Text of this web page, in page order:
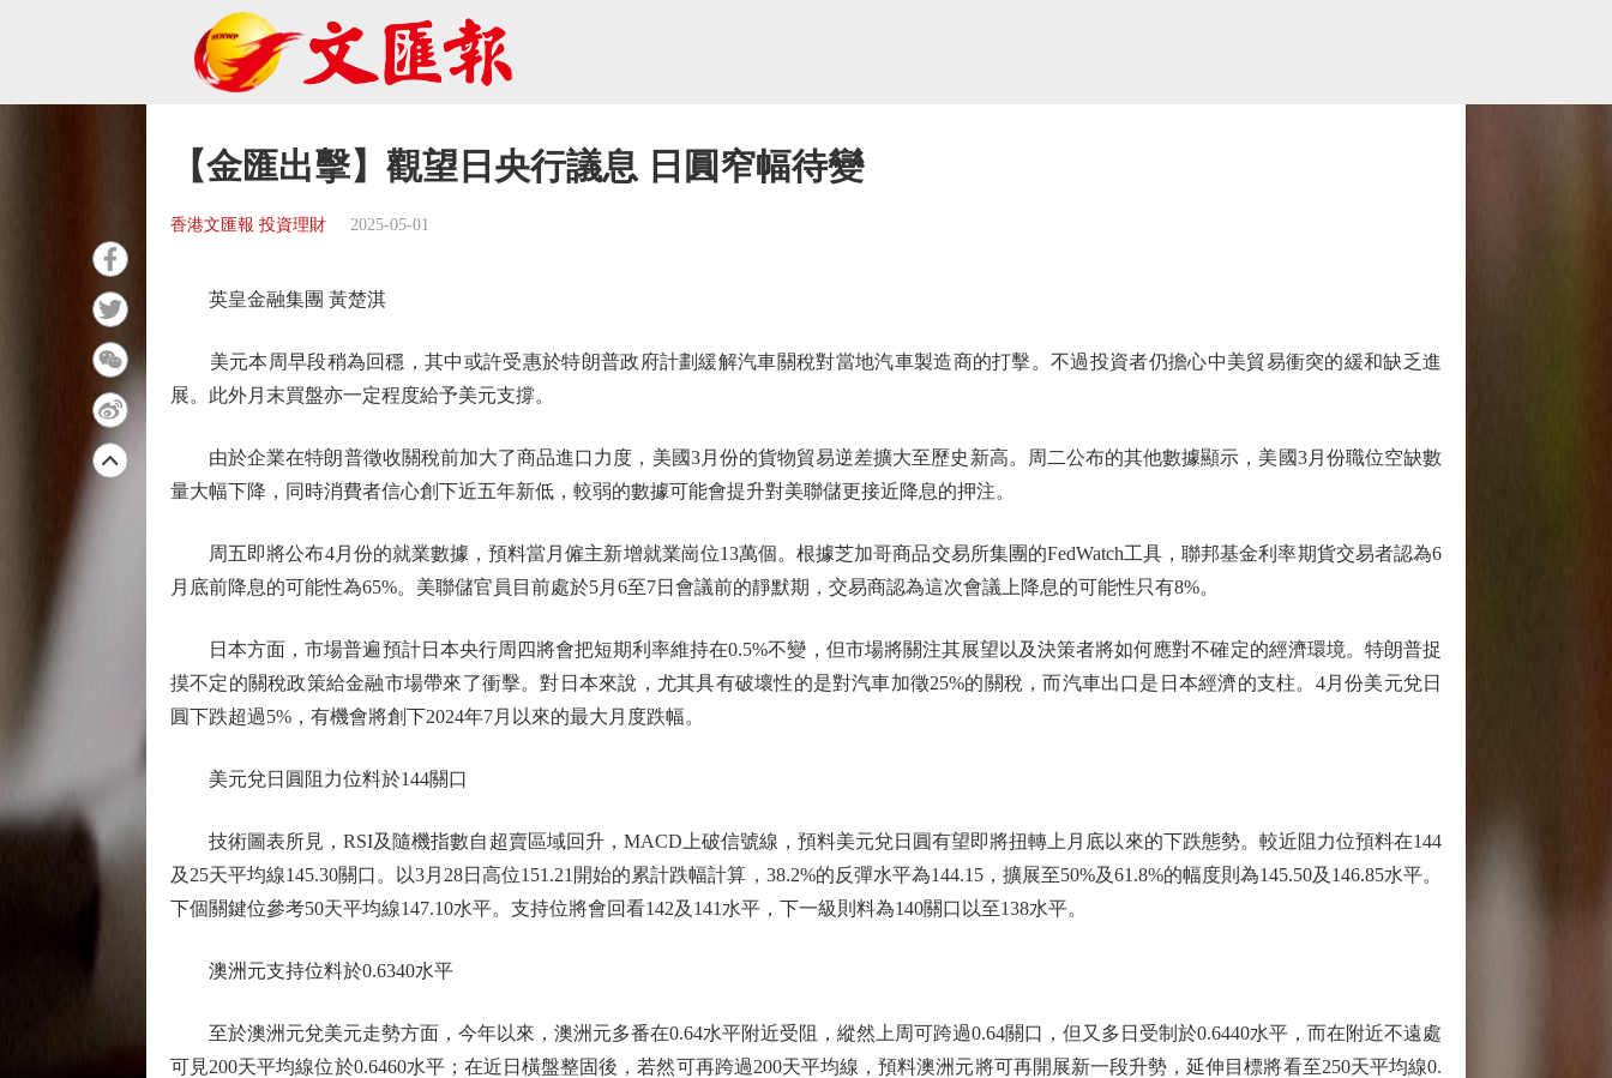
【金匯出擊】觀望日央行議息 日圓窄幅待變
香港文匯報 投資理財 2025-05-01
英皇金融集團 黃楚淇
美元本周早段稍為回穩，其中或許受惠於特朗普政府計劃緩解汽車關稅對當地汽車製造商的打擊。不過投資者仍擔心中美貿易衝突的緩和缺乏進
展。此外月末買盤亦一定程度給予美元支撐。
由於企業在特朗普徵收關稅前加大了商品進口力度，美國3月份的貨物貿易逆差擴大至歷史新高。周二公布的其他數據顯示，美國3月份職位空缺數
量大幅下降，同時消費者信心創下近五年新低，較弱的數據可能會提升對美聯儲更接近降息的押注。
周五即將公布4月份的就業數據，預料當月僱主新增就業崗位13萬個。根據芝加哥商品交易所集團的FedWatch工具，聯邦基金利率期貨交易者認為6
月底前降息的可能性為65%。美聯儲官員目前處於5月6至7日會議前的靜默期，交易商認為這次會議上降息的可能性只有8%。
日本方面，市場普遍預計日本央行周四將會把短期利率維持在0.5%不變，但市場將關注其展望以及決策者將如何應對不確定的經濟環境。特朗普捉
摸不定的關稅政策給金融市場帶來了衝擊。對日本來說，尤其具有破壞性的是對汽車加徵25%的關稅，而汽車出口是日本經濟的支柱。4月份美元兌日
圓下跌超過5%，有機會將創下2024年7月以來的最大月度跌幅。
美元兌日圓阻力位料於144關口
技術圖表所見，RSI及隨機指數自超賣區域回升，MACD上破信號線，預料美元兌日圓有望即將扭轉上月底以來的下跌態勢。較近阻力位預料在144
及25天平均線145.30關口。以3月28日高位151.21開始的累計跌幅計算，38.2%的反彈水平為144.15，擴展至50%及61.8%的幅度則為145.50及146.85水平。
下個關鍵位參考50天平均線147.10水平。支持位將會回看142及141水平，下一級則料為140關口以至138水平。
澳洲元支持位料於0.6340水平
至於澳洲元兌美元走勢方面，今年以來，澳洲元多番在0.64水平附近受阻，縱然上周可跨過0.64關口，但又多日受制於0.6440水平，而在附近不遠處
可見200天平均線位於0.6460水平；在近日橫盤整固後，若然可再跨過200天平均線，預料澳洲元將可再開展新一段升勢，延伸目標將看至250天平均線0.